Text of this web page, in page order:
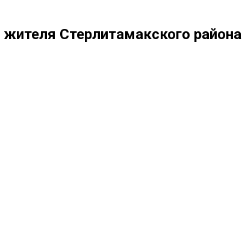
Стерлитамакского района